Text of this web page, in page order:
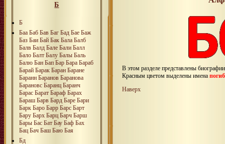
Б
Б
Баа Баб Бав Баг Бад Бае Баж
Баз Баи Бай Бак Бала Балб
Балв Балд Бале Бали Балл
Бало Балт Балу Балы Баль
Балю Бан Бап Бар Бара Бараб
Барай Барак Баран Баране
Баранн Баранов Баранова
Барановс Баранц Баранч
Барас Барат Бараф Барах
Бараш Барв Бард Баре Бари
Барк Баро Барр Барс Барт
Бару Барх Барц Барч Барш
Бары Бас Бат Бау Баф Бах
Бац Бач Баш Баю Бая
Бд
В этом разделе представлены
Красным цветом выделены имена
Наверх